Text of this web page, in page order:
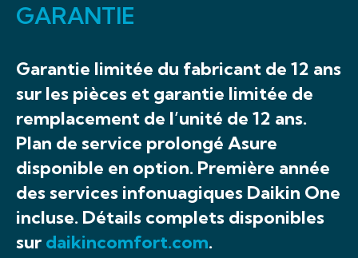
GARANTIE
Garantie limitée du fabricant de 12 ans
sur les pièces et garantie limitée de
remplacement de l’unité de 12 ans.
Plan de service prolongé Asure
disponible en option. Première année
des services infonuagiques Daikin One
incluse. Détails complets disponibles
sur daikincomfort.com.